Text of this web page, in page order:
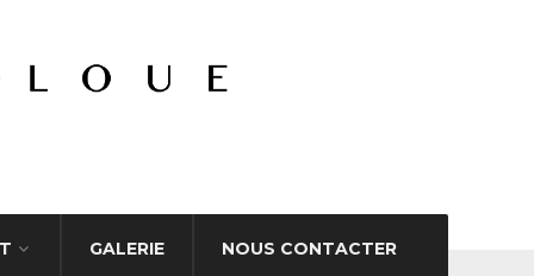
GALERIE NOUS CONTACTER